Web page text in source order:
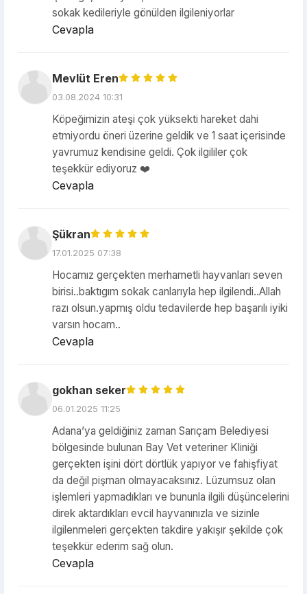
sokak kedileriyle gönülden ilgileniyorlar
Cevapla
Mevlüt Eren
03.08.2024 10:31
Köpeğimizin ateşi çok yüksekti hareket dahi
etmiyordu öneri üzerine geldik ve 1 saat içerisinde
yavrumuz kendisine geldi. Çok ilgililer çok
teşekkür ediyoruz ❤️
Cevapla
Şükran
17.01.2025 07:38
Hocamız gerçekten merhametli hayvanları seven
birisi..baktıgım sokak canlarıyla hep ilgilendi..Allah
razı olsun.yapmış oldu tedavilerde hep başarılı iyiki
varsın hocam..
Cevapla
gokhan seker
06.01.2025 11:25
Adana’ya geldiğiniz zaman Sarıçam Belediyesi
bölgesinde bulunan Bay Vet veteriner Kliniği
gerçekten işini dört dörtlük yapıyor ve fahişfiyat
da değil pişman olmayacaksınız. Lüzumsuz olan
işlemleri yapmadıkları ve bununla ilgili düşüncelerini
direk aktardıkları evcil hayvanınızla ve sizinle
ilgilenmeleri gerçekten takdire yakışır şekilde çok
teşekkür ederim sağ olun.
Cevapla